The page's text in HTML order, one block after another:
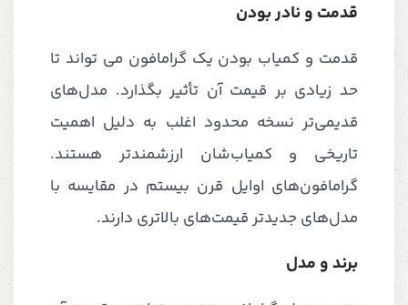
قدمت و نادر بودن
قدمت و کمیاب بودن یک گرامافون می تواند تا
حد زیادی بر قیمت آن تأثیر بگذارد. مدل‌های
قدیمی‌تر نسخه محدود اغلب به دلیل اهمیت
تاریخی و کمیاب‌شان ارزشمندتر هستند.
گرامافون‌های اوایل قرن بیستم در مقایسه با
مدل‌های جدیدتر قیمت‌های بالاتری دارند.
برند و مدل